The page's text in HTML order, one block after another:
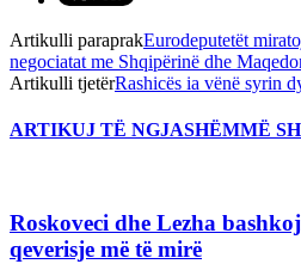
Artikulli paraprakEurodeputetët
negociatat me Shqipërinë dhe
Artikulli tjetërRashicës ia vënë syrin
ARTIKUJ TË NGJASHËMMË
Roskoveci dhe Lezha
qeverisje më të mirë